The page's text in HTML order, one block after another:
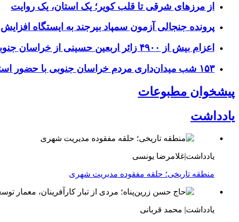
از مرزهای شرقی تا قلب کویر؛ یک استان، یک روایت
پرونده جنجالی آزمون سمپاد بیرجند به ایستگاه
اعزام بیش از ۴۹۰۰ زائر اربعین حسینی از خراسان جنوبی
۱۵۳ شب میدان‌داری مردم خراسان جنوبی با حضور استاندار و مسئولان
پیشخوان مطبوعات
یادداشت
یادداشت|غلامرضا یونسی
منطقه تاریخی؛ حلقه مفقوده مدیریت شهری
یادداشت| محمد قربانی